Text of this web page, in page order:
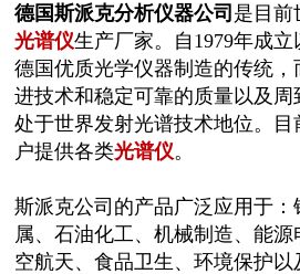
德国斯派克分析仪器公司 是目前
光谱仪生产厂家。自1979年成
德国优质光学仪器制造的传统
进技术和稳定可靠的质量以及
处于世界发射光谱技术地位。目
户提供各类光谱仪。
斯派克公司的产品广泛应用于
属、石油化工、机械制造、能
空航天、食品卫生、环境保护